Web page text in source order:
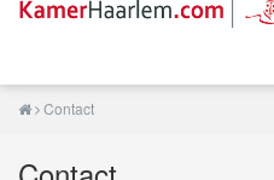
Contact